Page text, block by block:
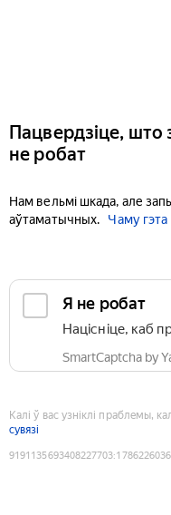
Пацвердзіце, што
не робат
Нам вельмі шкада, але
аўтаматычных.
Чаму
Я не робат
Націсніце, каб
SmartCaptcha by
Калі ў вас узніклі праблемы,
сувязі
9191135693408227703:1786226036